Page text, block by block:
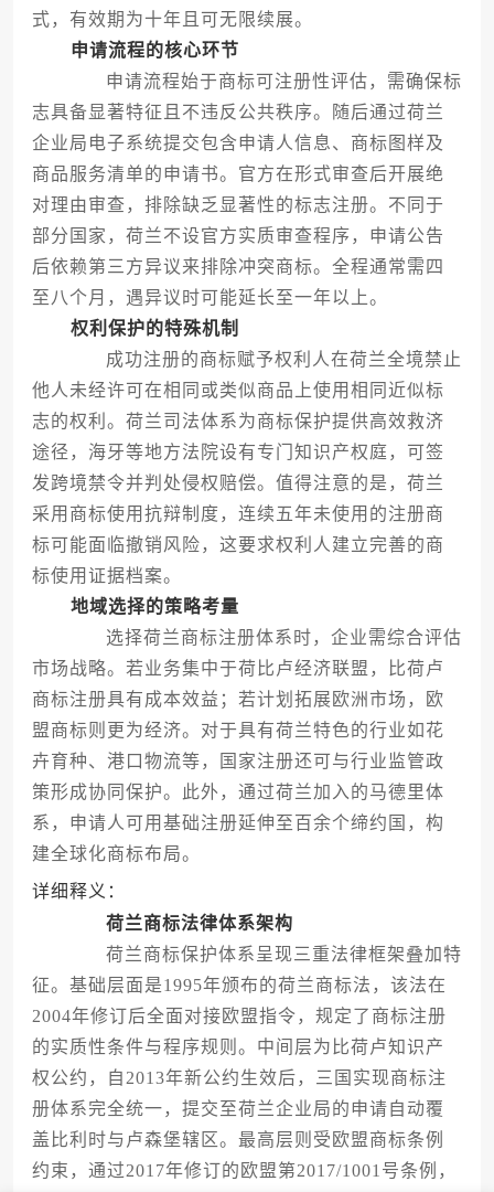
式，有效期为十年且可无限续展。
申请流程的核心环节
申请流程始于商标可注册性评估，需确保标
志具备显著特征且不违反公共秩序。随后通过荷兰
企业局电子系统提交包含申请人信息、商标图样及
商品服务清单的申请书。官方在形式审查后开展绝
对理由审查，排除缺乏显著性的标志注册。不同于
部分国家，荷兰不设官方实质审查程序，申请公告
后依赖第三方异议来排除冲突商标。全程通常需四
至八个月，遇异议时可能延长至一年以上。
权利保护的特殊机制
成功注册的商标赋予权利人在荷兰全境禁止
他人未经许可在相同或类似商品上使用相同近似标
志的权利。荷兰司法体系为商标保护提供高效救济
途径，海牙等地方法院设有专门知识产权庭，可签
发跨境禁令并判处侵权赔偿。值得注意的是，荷兰
采用商标使用抗辩制度，连续五年未使用的注册商
标可能面临撤销风险，这要求权利人建立完善的商
标使用证据档案。
地域选择的策略考量
选择荷兰商标注册体系时，企业需综合评估
市场战略。若业务集中于荷比卢经济联盟，比荷卢
商标注册具有成本效益；若计划拓展欧洲市场，欧
盟商标则更为经济。对于具有荷兰特色的行业如花
卉育种、港口物流等，国家注册还可与行业监管政
策形成协同保护。此外，通过荷兰加入的马德里体
系，申请人可用基础注册延伸至百余个缔约国，构
建全球化商标布局。
详细释义：
荷兰商标法律体系架构
荷兰商标保护体系呈现三重法律框架叠加特
征。基础层面是1995年颁布的荷兰商标法，该法在
2004年修订后全面对接欧盟指令，规定了商标注册
的实质性条件与程序规则。中间层为比荷卢知识产
权公约，自2013年新公约生效后，三国实现商标注
册体系完全统一，提交至荷兰企业局的申请自动覆
盖比利时与卢森堡辖区。最高层则受欧盟商标条例
约束，通过2017年修订的欧盟第2017/1001号条例，